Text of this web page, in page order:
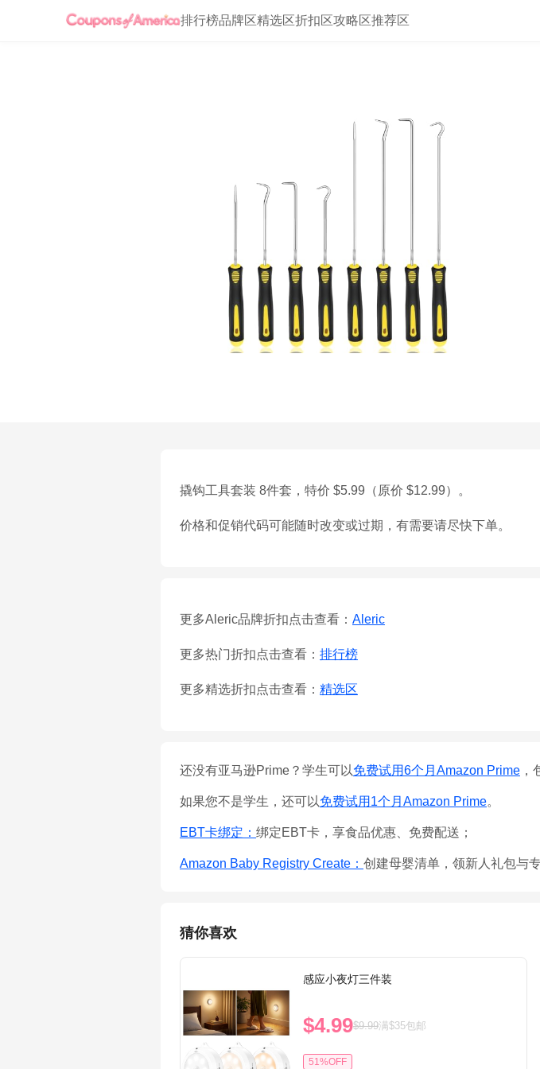
排行榜品牌区精选区折扣区攻略区推荐区
撬钩工具套装 8件套，特价 $5.99（原价 $12.99）。
价格和促销代码可能随时改变或过期，有需要请尽快下单。
更多Aleric品牌折扣点击查看： Aleric
更多热门折扣点击查看： 排行榜
更多精选折扣点击查看： 精选区
还没有亚马逊Prime？学生可以免费试用6个月Amazon Prime
如果您不是学生，还可以免费试用1个月Amazon Prime。
EBT卡绑定： 绑定EBT卡，享食品优惠、免费配送；
Amazon Baby Registry Create： 创建母婴清单，领新人礼包与专
猜你喜欢
感应小夜灯三件装
$4.99$9.99满$35包邮
51%OFF